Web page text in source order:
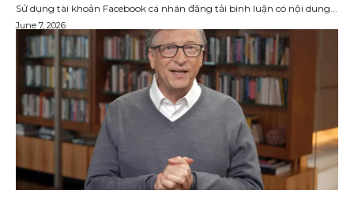
Sử dụng tài khoản Facebook cá nhân đăng tải bình luận có nội dung...
June 7, 2026